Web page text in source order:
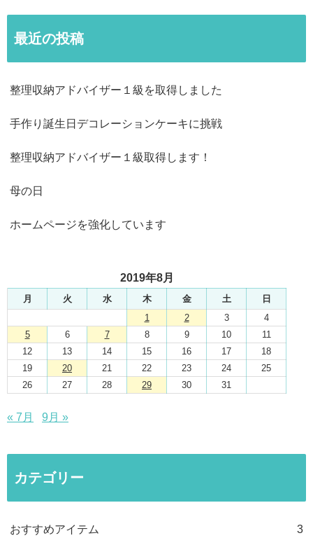
最近の投稿
整理収納アドバイザー１級を取得しました
手作り誕生日デコレーションケーキに挑戦
整理収納アドバイザー１級取得します！
母の日
ホームページを強化しています
2019年8月
月 火 水 木 金 土
日
1
2 3
4
5
6 7 8 9 10
11
12
13 14 15 16 17
18
19
20 21 22 23 24
25
26
27 28 29 30 31
« 7月 9月 »
カテゴリー
おすすめアイテム 3